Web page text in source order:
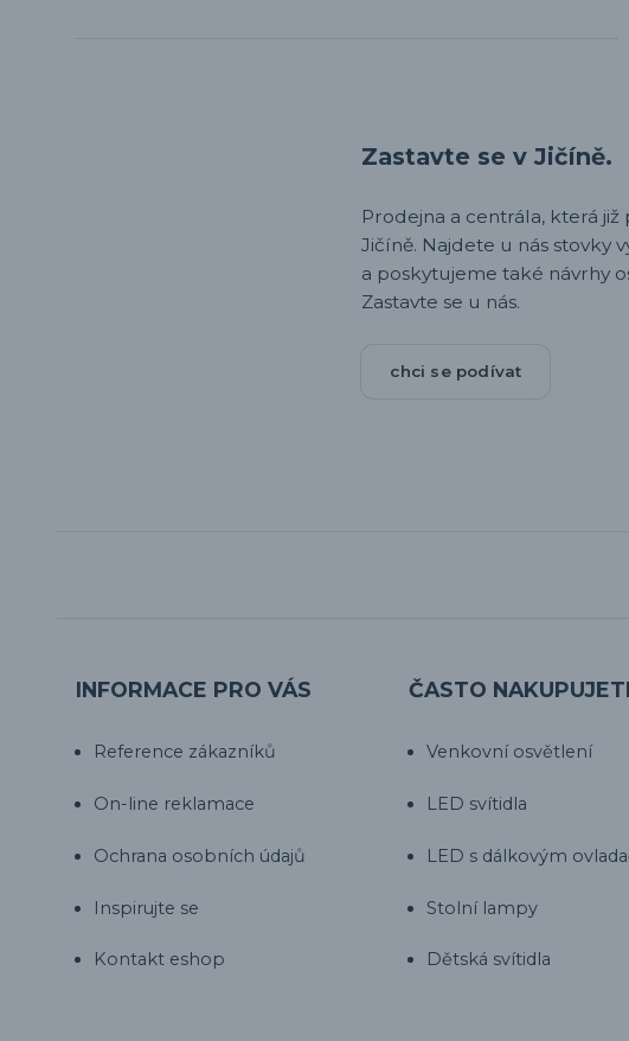
Zastavte se v Jičíně.
Prodejna a centrála, která již
Jičíně. Najdete u nás stovky
a poskytujeme také návrhy
Zastavte se u nás.
chci se podívat
INFORMACE PRO VÁS
Reference zákazníků
On-line reklamace
Ochrana osobních údajů
Inspirujte se
Kontakt eshop
ČASTO
Venkovní osvětlení
LED svítidla
LED s dálkovým
Stolní lampy
Dětská svítidla